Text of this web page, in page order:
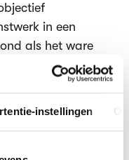
instellingen
in een
als het ware
die een